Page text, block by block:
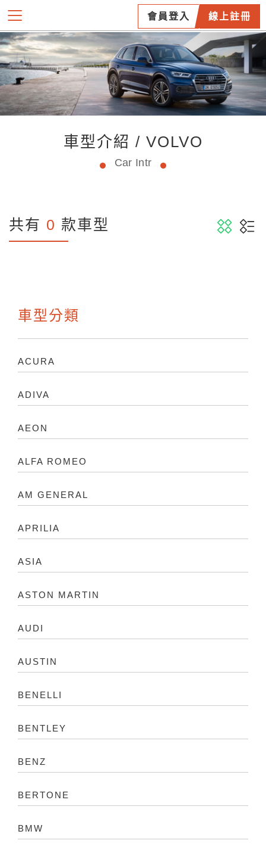
會員登入 線上註冊
車型介紹 / VOLVO
Car Intr
共有 0 款車型
車型分類
ACURA
ADIVA
AEON
ALFA ROMEO
AM GENERAL
APRILIA
ASIA
ASTON MARTIN
AUDI
AUSTIN
BENELLI
BENTLEY
BENZ
BERTONE
BMW